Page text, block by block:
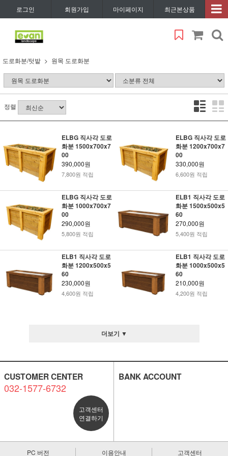
로그인 회원가입 마이페이지 최근본상품
도로화분/텃밭 원목 도로화분
정렬
ELBG 직사각 도로
화분 1500x700x7
00
390,000원
7,800원 적립
ELBG 직사각 도로
화분 1200x700x7
00
330,000원
6,600원 적립
ELBG 직사각 도로
화분 1000x700x7
00
290,000원
5,800원 적립
ELB1 직사각 도로
화분 1500x500x5
60
270,000원
5,400원 적립
ELB1 직사각 도로
화분 1200x500x5
60
230,000원
4,600원 적립
ELB1 직사각 도로
화분 1000x500x5
60
210,000원
4,200원 적립
더보기 ▼
CUSTOMER CENTER
032-1577-6732
고객센터
연결하기
BANK ACCOUNT
PC 버전 이용안내 고객센터